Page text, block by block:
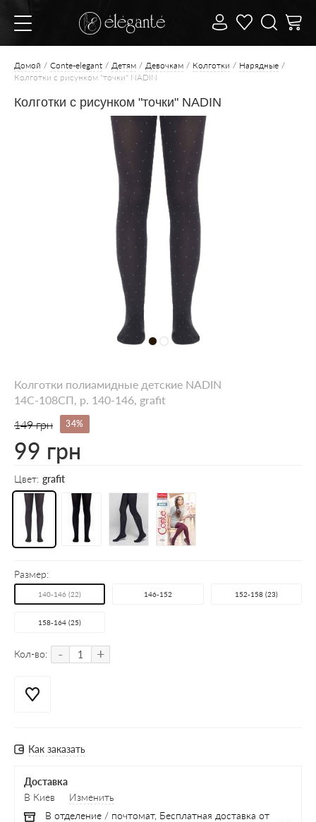
Домой Conte-elegant Детям Девочкам Колготки
Нарядные
Колготки с рисунком "точки" NADIN
Колготки с рисунком "точки" NADIN
Колготки полиамидные детские NADIN
14С-108СП, p. 140-146, grafit
149 грн
34%
99 грн
Цвет: grafit
Размер:
140-146 (22) 146-152 152-158 (23)
158-164 (25)
Кол-во: - +
Как заказать
Доставка
В Киев
Изменить
В отделение / почтомат, Бесплатная доставка от